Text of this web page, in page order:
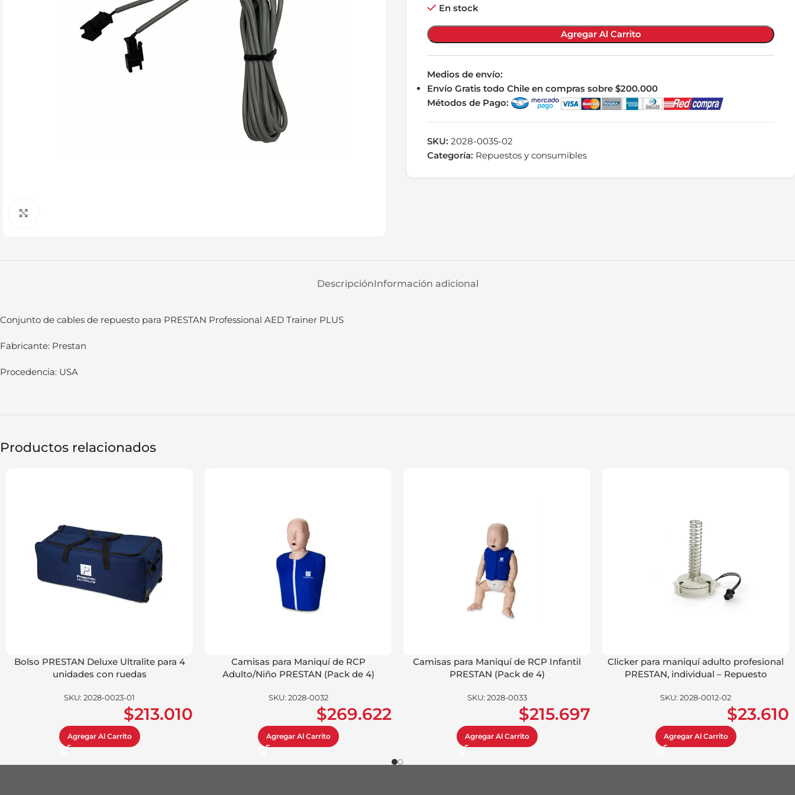
En stock
Agregar Al Carrito
Medios de envío:
Envío Gratis todo Chile en compras sobre $200.000
Métodos de Pago:
SKU: 2028-0035-02
Categoría: Repuestos y consumibles
DescripciónInformación adicional
Conjunto de cables de repuesto para PRESTAN Professional AED Trainer PLUS
Fabricante: Prestan
Procedencia: USA
Productos relacionados
Bolso PRESTAN Deluxe Ultralite para 4
unidades con ruedas
SKU: 2028-0023-01
$213.010
Agregar Al Carrito
Camisas para Maniquí de RCP
Adulto/Niño PRESTAN (Pack de 4)
SKU: 2028-0032
$269.622
Agregar Al Carrito
Camisas para Maniquí de RCP Infantil
PRESTAN (Pack de 4)
SKU: 2028-0033
$215.697
Agregar Al Carrito
Clicker para maniquí adulto profesional
PRESTAN, individual – Repuesto
SKU: 2028-0012-02
$23.610
Agregar Al Carrito